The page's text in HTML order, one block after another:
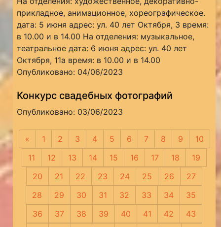
прикладное, анимационное, хореографическое.
дата: 5 июня адрес: ул. 40 лет Октября, 3 время:
в 10.00 и в 14.00 На отделения: музыкальное,
театральное дата: 6 июня адрес: ул. 40 лет
Октября, 11а время: в 10.00 и в 14.00
Опубликовано: 04/06/2023
Конкурс свадебных фотографий
Опубликовано: 03/06/2023
« Предыдущая
1 2 3 4 5 6 7 8 9
10
11
12 13 14 15 16 17 18
19
20
21 22 23 24 25 26
27
28
29 30 31 32 33 34
35
36
37 38 39 40 41 42
43